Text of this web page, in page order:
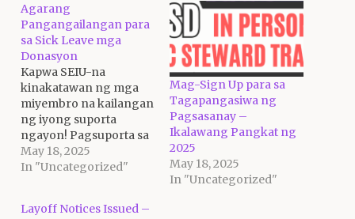
Agarang
Pangangailangan para
sa Sick Leave mga
Donasyon
Kapwa SEIU-na
kinakatawan ng mga
miyembro na kailangan
ng iyong suporta
ngayon! Pagsuporta sa
bawat isa ay isa sa mga
hallmarks ng isang
mga kasamahan sa
May 18, 2025
In "Uncategorized"
Mag-Sign Up para sa
Tagapangasiwa ng
Pagsasanay –
Ikalawang Pangkat ng
2025
May 18, 2025
In "Uncategorized"
Layoff Notices Issued –